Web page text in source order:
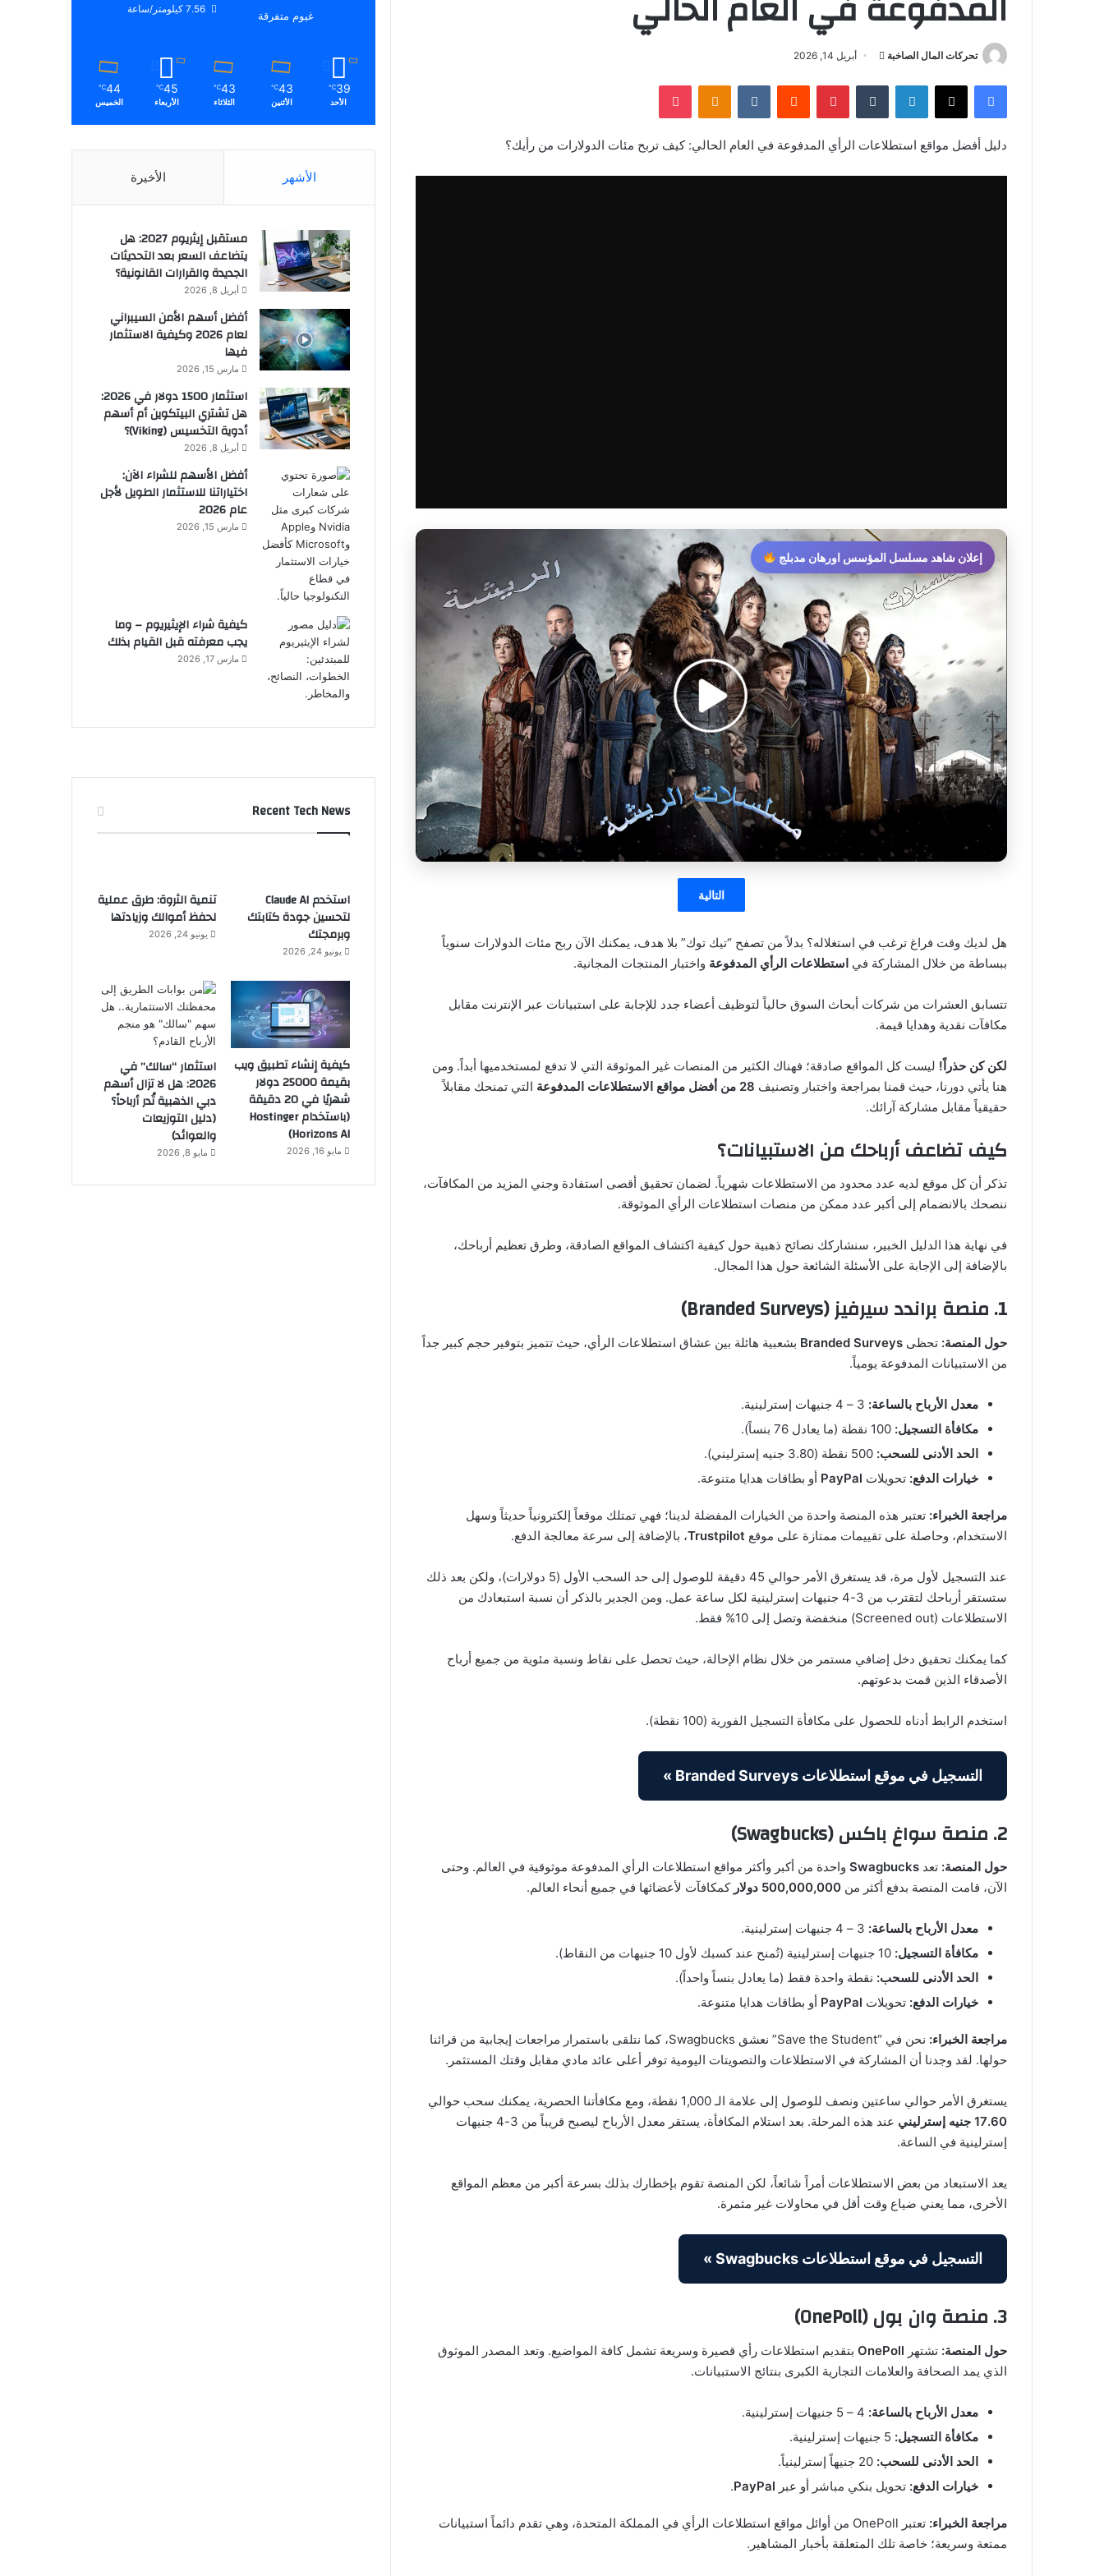
تحركات المال الصاخبة
أرسل
إلكترونيا
أبريل 14, 2026
فيسبوك ‫X لينكدإن بينتيريست Odnoklassniki
‫Pocket
دليل أفضل مواقع استطلاعات الرأي المدفوعة في العام الحالي: كيف تربح مئات الدولارات من رأيك؟
إعلان شاهد مسلسل المؤسس اورهان مدبلج
التالية
هل لديك وقت فراغ ترغب في استغلاله؟ بدلاً من تصفح “تيك توك” بلا هدف، يمكنك الآن ربح مئات الدولارات سنوياً
ببساطة من خلال المشاركة في استطلاعات الرأي المدفوعة واختبار المنتجات المجانية.
تتسابق العشرات من شركات أبحاث السوق حالياً لتوظيف أعضاء جدد للإجابة على استبيانات عبر الإنترنت مقابل
مكافآت نقدية وهدايا قيمة.
لكن كن حذراً! ليست كل المواقع صادقة؛ فهناك الكثير من المنصات غير الموثوقة التي لا تدفع لمستخدميها أبداً. ومن
هنا يأتي دورنا، حيث قمنا بمراجعة واختبار وتصنيف 28 من أفضل مواقع الاستطلاعات المدفوعة
التي تمنحك مقابلاً
حقيقياً مقابل مشاركة آرائك.
كيف تضاعف أرباحك من الاستبيانات؟
تذكر أن كل موقع لديه عدد محدود من الاستطلاعات شهرياً. لضمان تحقيق أقصى استفادة وجني المزيد من المكافآت،
ننصحك بالانضمام إلى أكبر عدد ممكن من منصات استطلاعات الرأي الموثوقة.
في نهاية هذا الدليل الخبير، سنشاركك نصائح ذهبية حول كيفية اكتشاف المواقع الصادقة، وطرق تعظيم أرباحك،
بالإضافة إلى الإجابة على الأسئلة الشائعة حول هذا المجال.
1. منصة براندد سيرفيز (Branded Surveys)
حول المنصة: تحظى Branded Surveys بشعبية هائلة بين عشاق استطلاعات الرأي، حيث تتميز بتوفير حجم كبير جداً
من الاستبيانات المدفوعة يومياً.
معدل الأرباح بالساعة:
مكافأة التسجيل:
الحد الأدنى للسحب:
خيارات الدفع: تحويلات PayPal أو بطاقات هدايا متنوعة.
مراجعة الخبراء: تعتبر هذه المنصة واحدة من الخيارات المفضلة لدينا؛ فهي تمتلك موقعاً إلكترونياً حديثاً وسهل
الاستخدام، وحاصلة على تقييمات ممتازة على موقع Trustpilot، بالإضافة إلى سرعة معالجة الدفع.
عند التسجيل لأول مرة، قد يستغرق الأمر حوالي 45 دقيقة للوصول إلى حد السحب الأول (5 دولارات)، ولكن بعد ذلك
ستستقر أرباحك لتقترب من 3-4 جنيهات إسترلينية لكل ساعة عمل. ومن الجدير بالذكر أن نسبة استبعادك من
الاستطلاعات (Screened out) منخفضة وتصل إلى 10% فقط.
كما يمكنك تحقيق دخل إضافي مستمر من خلال نظام الإحالة، حيث تحصل على نقاط ونسبة مئوية من جميع أرباح
الأصدقاء الذين قمت بدعوتهم.
استخدم الرابط أدناه للحصول على مكافأة التسجيل الفورية (100 نقطة).
التسجيل في موقع استطلاعات Branded Surveys »
2. منصة سواغ باكس (Swagbucks)
حول المنصة: تعد Swagbucks واحدة من أكبر وأكثر مواقع استطلاعات الرأي المدفوعة موثوقية في العالم. وحتى
الآن، قامت المنصة بدفع أكثر من 500,000,000 دولار كمكافآت لأعضائها في جميع أنحاء العالم.
معدل الأرباح بالساعة:
مكافأة التسجيل:
الحد الأدنى للسحب: نقطة واحدة فقط (ما يعادل بنساً واحداً).
خيارات الدفع: تحويلات PayPal أو بطاقات هدايا متنوعة.
مراجعة الخبراء:
نحن في “Save the Student” نعشق Swagbucks، كما نتلقى باستمرار مراجعات إيجابية من قرائنا
حولها. لقد وجدنا أن المشاركة في الاستطلاعات والتصويتات اليومية توفر أعلى عائد مادي مقابل وقتك المستثمر.
يستغرق الأمر حوالي ساعتين ونصف للوصول إلى علامة الـ 1,000 نقطة، ومع مكافأتنا الحصرية، يمكنك سحب حوالي
17.60 جنيه إسترليني
عند هذه المرحلة. بعد استلام المكافأة، يستقر معدل الأرباح ليصبح قريباً من 3-4 جنيهات
إسترلينية في الساعة.
يعد الاستبعاد من بعض الاستطلاعات أمراً شائعاً، لكن المنصة تقوم بإخطارك بذلك بسرعة أكبر من معظم المواقع
الأخرى، مما يعني ضياع وقت أقل في محاولات غير مثمرة.
التسجيل في موقع استطلاعات Swagbucks »
3. منصة وان بول (OnePoll)
حول المنصة: تشتهر OnePoll بتقديم استطلاعات رأي قصيرة وسريعة تشمل كافة المواضيع. وتعد المصدر الموثوق
الذي يمد الصحافة والعلامات التجارية الكبرى بنتائج الاستبيانات.
معدل الأرباح بالساعة:
مكافأة التسجيل:
الحد الأدنى للسحب:
خيارات الدفع: تحويل بنكي مباشر أو عبر PayPal
.
مراجعة الخبراء:
تعتبر OnePoll من أوائل مواقع استطلاعات الرأي في المملكة المتحدة، وهي تقدم دائماً استبيانات
ممتعة وسريعة؛ خاصة تلك المتعلقة بأخبار المشاهير.
غيوم متفرقة
7.56 كيلومتر/ساعة
39
℃
الأحد
43
℃
الأثنين
43
℃
الثلاثاء
45
℃
الأربعاء
44
℃
الخميس
الأشهر الأخيرة
مستقبل إيثريوم 2027: هل
يتضاعف السعر بعد التحديثات
الجديدة والقرارات القانونية؟
أبريل 8, 2026
أفضل أسهم الأمن السيبراني
لعام 2026 وكيفية الاستثمار
فيها
مارس 15, 2026
استثمار 1500 دولار في 2026:
هل تشتري البيتكوين أم أسهم
أدوية التخسيس (Viking)؟
أبريل 8, 2026
أفضل الأسهم للشراء الآن:
اختياراتنا للاستثمار الطويل لأجل
عام 2026
مارس 15, 2026
كيفية شراء الإيثيريوم – وما
يجب معرفته قبل القيام بذلك
مارس 17, 2026
Recent Tech News
استخدم Claude AI
لتحسين جودة كتابتك
وبرمجتك
يونيو 24, 2026
تنمية الثروة: طرق عملية
لحفظ أموالك وزيادتها
يونيو 24, 2026
كيفية إنشاء تطبيق ويب
بقيمة 25000 دولار
شهريًا في 20 دقيقة
(باستخدام Hostinger
Horizons AI)
مايو 16, 2026
استثمار “سالك” في
2026: هل لا تزال أسهم
دبي الذهبية تُدر أرباحاً؟
(دليل التوزيعات
والعوائد)
مايو 8, 2026